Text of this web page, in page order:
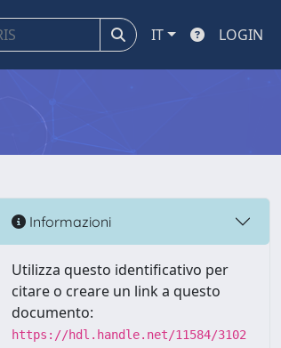
IT LOGIN
Informazioni
Utilizza questo identificativo per
citare o creare un link a questo
documento:
https://hdl.handle.net/11584/3102